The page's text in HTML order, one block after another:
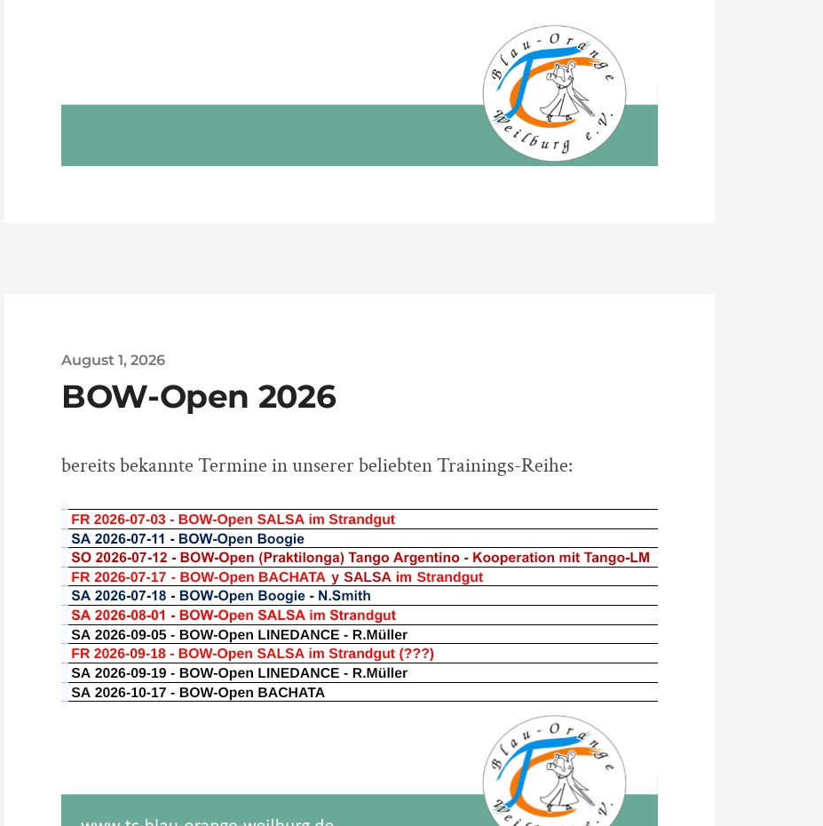
August 1, 2026
BOW-Open 2026
bereits bekannte Termine in unserer beliebten Trainings-Reihe: